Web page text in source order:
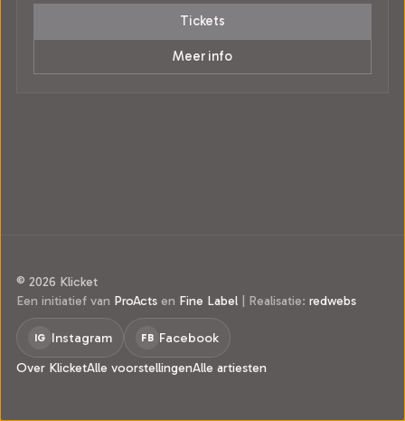
Tickets
Meer info
© 2026 Klicket
Een initiatief van ProActs en Fine Label | Realisatie: redwebs
IG Instagram FB Facebook
Over KlicketAlle voorstellingenAlle artiesten